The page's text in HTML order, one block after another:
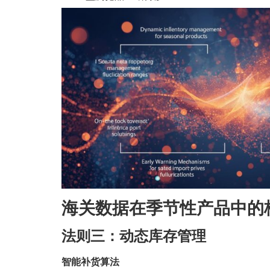
海关数据在季节性产品中的
法则三：动态库存管理
智能补货算法